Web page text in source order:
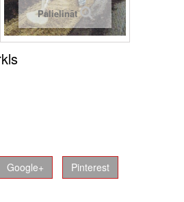
Palielināt
Google+ Pinterest